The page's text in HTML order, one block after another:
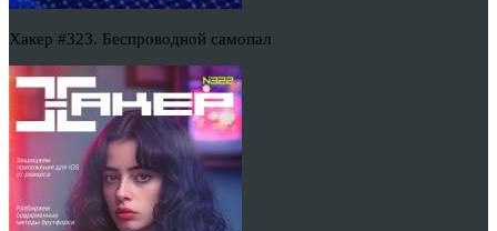
Хакер #323. Беспроводной самопал